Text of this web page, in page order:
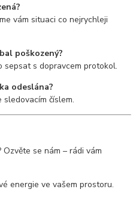
vám situaci co nejrychleji
poškozený?
sepsat s dopravcem protokol.
odeslána?
číslem.
se nám – rádi vám
energie ve vašem prostoru.